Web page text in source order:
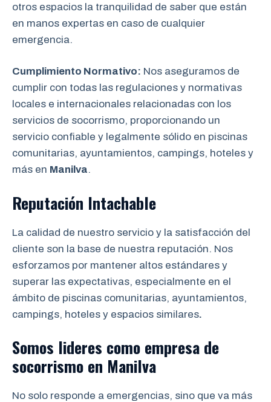
otros espacios la tranquilidad de saber que están
en manos expertas en caso de cualquier
emergencia.
Cumplimiento Normativo: Nos aseguramos de
cumplir con todas las regulaciones y normativas
locales e internacionales relacionadas con los
servicios de socorrismo, proporcionando un
servicio confiable y legalmente sólido en piscinas
comunitarias, ayuntamientos, campings, hoteles y
más en Manilva.
Reputación Intachable
La calidad de nuestro servicio y la satisfacción del
cliente son la base de nuestra reputación. Nos
esforzamos por mantener altos estándares y
superar las expectativas, especialmente en el
ámbito de piscinas comunitarias, ayuntamientos,
campings, hoteles y espacios similares.
Somos lideres como empresa de
socorrismo en Manilva
No solo responde a emergencias, sino que va más